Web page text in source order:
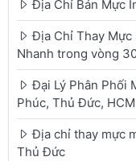
Địa Chỉ Bán Mực
Địa Chỉ Thay Mực
Nhanh trong vòng
Đại Lý Phân Phối
Phúc, Thủ Đức, HCM
Địa chỉ thay mực
Thủ Đức